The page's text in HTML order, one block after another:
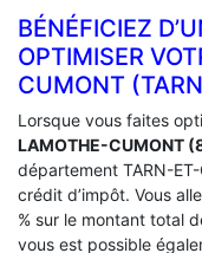
BÉNÉFICIEZ
OPTIMISER
CUMONT
Lorsque vous faites
LAMOTHE-CUMONT
département TARN-
crédit d’impôt. Vous
% sur le montant total
vous est possible